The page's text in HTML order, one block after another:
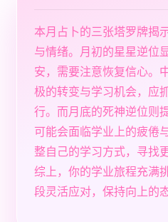
本月占卜的三张塔罗牌揭
与情绪。月初的星星逆位
安，需要注意恢复信心。
极的转变与学习机会，应
行。而月底的死神逆位则
可能会面临学业上的疲倦
整自己的学习方式，寻找
综上，你的学业旅程充满
段灵活应对，保持向上的